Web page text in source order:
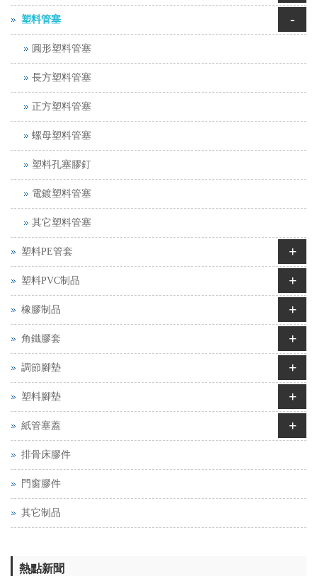
塑料管塞 -
圓形塑料管塞
長方塑料管塞
正方塑料管塞
螺母塑料管塞
塑料孔塞膠釘
電鍍塑料管塞
其它塑料管塞
塑料PE管套 +
塑料PVC制品 +
橡膠制品 +
角鐵膠套 +
調節腳墊 +
塑料腳墊 +
紙管塞蓋 +
排骨床膠件
門窗膠件
其它制品
熱點新聞